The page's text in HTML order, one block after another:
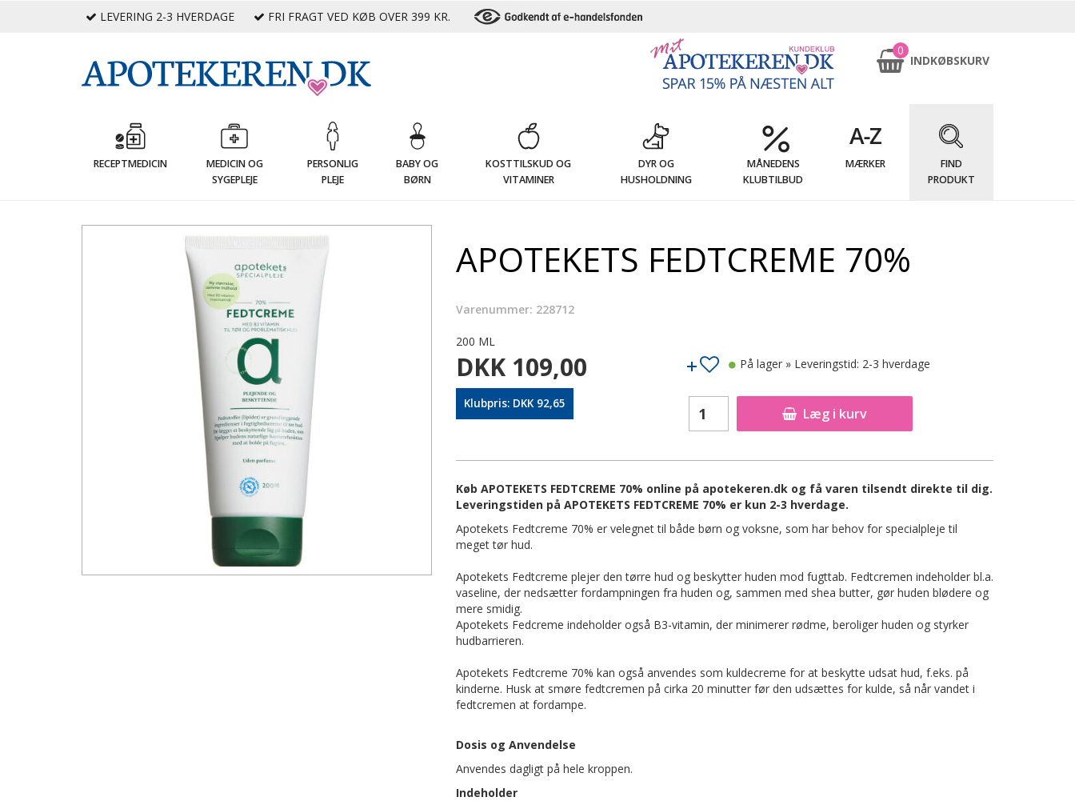
LEVERING 2-3 HVERDAGE FRI FRAGT VED KØB OVER 399 KR.
0
INDKØBSKURV
RECEPTMEDICIN
MEDICIN OG
SYGEPLEJE
PERSONLIG
PLEJE
BABY OG
BØRN
KOSTTILSKUD OG
VITAMINER
DYR OG
HUSHOLDNING
MÅNEDENS
KLUBTILBUD
MÆRKER
FIND
PRODUKT
APOTEKETS FEDTCREME 70%
Varenummer: 228712
200 ML
DKK 109,00
Klubpris: DKK 92,65
Læg i kurv
På lager » Leveringstid: 2-3 hverdage
Køb APOTEKETS FEDTCREME 70% online på apotekeren.dk og få varen tilsendt direkte til dig.
Leveringstiden på APOTEKETS FEDTCREME 70% er kun 2-3 hverdage.
Apotekets Fedtcreme 70% er velegnet til både børn og voksne, som har behov for specialpleje til
meget tør hud.
Apotekets Fedtcreme plejer den tørre hud og beskytter huden mod fugttab. Fedtcremen indeholder bl.a.
vaseline, der nedsætter fordampningen fra huden og, sammen med shea butter, gør huden blødere og
mere smidig.
Apotekets Fedcreme indeholder også B3-vitamin, der minimerer rødme, beroliger huden og styrker
hudbarrieren.
Apotekets Fedtcreme 70% kan også anvendes som kuldecreme for at beskytte udsat hud, f.eks. på
kinderne. Husk at smøre fedtcremen på cirka 20 minutter før den udsættes for kulde, så når vandet i
fedtcremen at fordampe.
Dosis og Anvendelse
Anvendes dagligt på hele kroppen.
Indeholder